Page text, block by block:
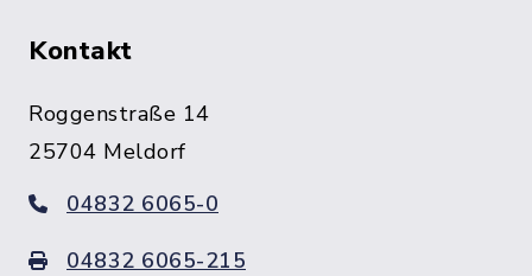
Kontakt
Roggenstraße 14
25704 Meldorf
04832 6065-0
04832 6065-215